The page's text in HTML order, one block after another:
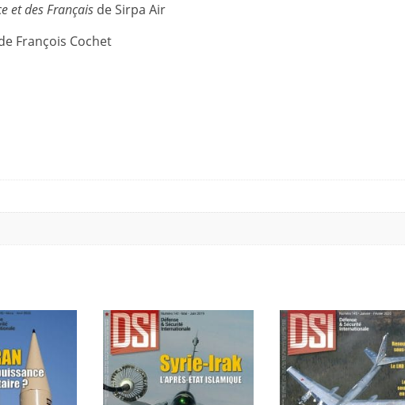
et des Françaisde Sirpa Air
François Cochet